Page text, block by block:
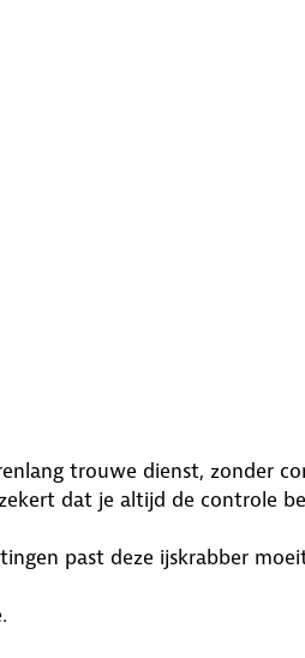
trouwe dienst, zonder
dat je altijd de controle
past deze ijskrabber